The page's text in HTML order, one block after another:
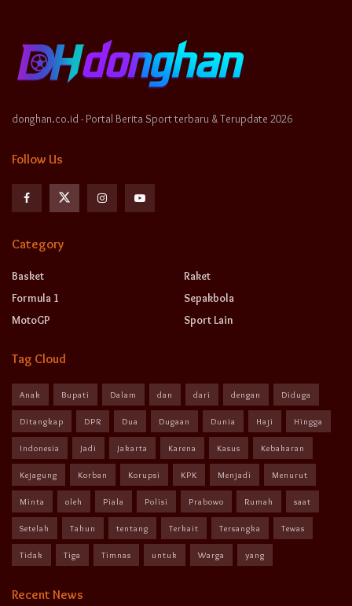
donghan.co.id - Portal Berita Sport terbaru & Terupdate 2026
Follow Us
Category
Basket
Formula 1
MotoGP
Raket
Sepakbola
Sport Lain
Tag Cloud
Anak Bupati Dalam dan dari dengan Diduga
Ditangkap DPR Dua Dugaan Dunia Haji Hingga
Indonesia Jadi Jakarta Karena Kasus Kebakaran
Kejagung Korban Korupsi KPK Menjadi Menurut
Minta oleh Piala Polisi Prabowo Rumah saat
Setelah Tahun tentang Terkait Tersangka Tewas
Tidak Tiga Timnas untuk Warga yang
Recent News